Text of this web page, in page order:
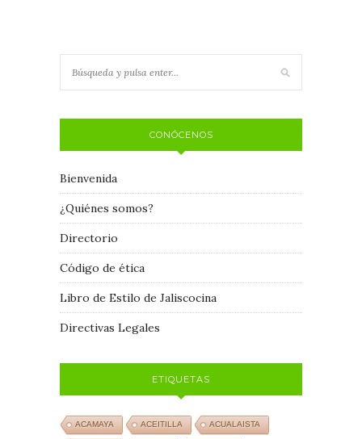
CONÓCENOS
Bienvenida
¿Quiénes somos?
Directorio
Código de ética
Libro de Estilo de Jaliscocina
Directivas Legales
ETIQUETAS
ACAMAYA ACEITILLA ACUALAISTA